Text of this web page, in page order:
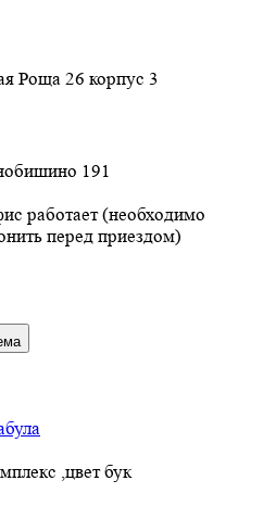
Роща 26 корпус 3
191
работает (необходимо
перед приездом)
,цвет бук